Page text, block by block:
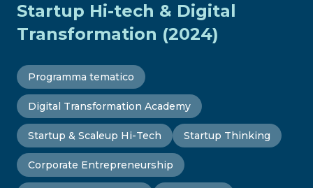
Startup Hi-tech & Digital
Transformation (2024)
Programma tematico
Digital Transformation Academy
Startup & Scaleup Hi-Tech Startup Thinking
Corporate Entrepreneurship